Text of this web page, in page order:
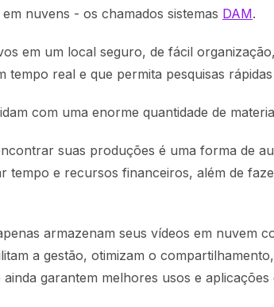
nuvens - os chamados sistemas DAM.
em um local seguro, de fácil
tempo real e que permita pesquisas
com uma enorme quantidade de
suas produções é uma forma de
tempo e recursos financeiros, além de
armazenam seus vídeos em nuvem
a gestão, otimizam o
garantem melhores usos e aplicações